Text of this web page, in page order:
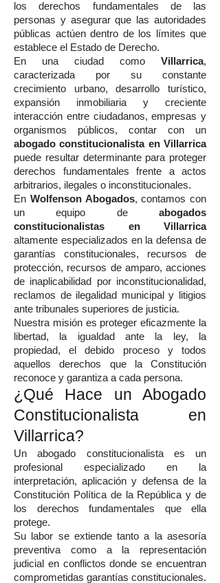
los derechos fundamentales de las
personas y asegurar que las autoridades
públicas actúen dentro de los límites que
establece el Estado de Derecho.
En una ciudad como Villarrica,
caracterizada por su constante
crecimiento urbano, desarrollo turístico,
expansión inmobiliaria y creciente
interacción entre ciudadanos, empresas y
organismos públicos, contar con un
abogado constitucionalista en Villarrica
puede resultar determinante para proteger
derechos fundamentales frente a actos
arbitrarios, ilegales o inconstitucionales.
En Wolfenson Abogados, contamos con
un equipo de abogados
constitucionalistas en Villarrica
altamente especializados en la defensa de
garantías constitucionales, recursos de
protección, recursos de amparo, acciones
de inaplicabilidad por inconstitucionalidad,
reclamos de ilegalidad municipal y litigios
ante tribunales superiores de justicia.
Nuestra misión es proteger eficazmente la
libertad, la igualdad ante la ley, la
propiedad, el debido proceso y todos
aquellos derechos que la Constitución
reconoce y garantiza a cada persona.
¿Qué Hace un Abogado
Constitucionalista en
Villarrica?
Un abogado constitucionalista es un
profesional especializado en la
interpretación, aplicación y defensa de la
Constitución Política de la República y de
los derechos fundamentales que ella
protege.
Su labor se extiende tanto a la asesoría
preventiva como a la representación
judicial en conflictos donde se encuentran
comprometidas garantías constitucionales.